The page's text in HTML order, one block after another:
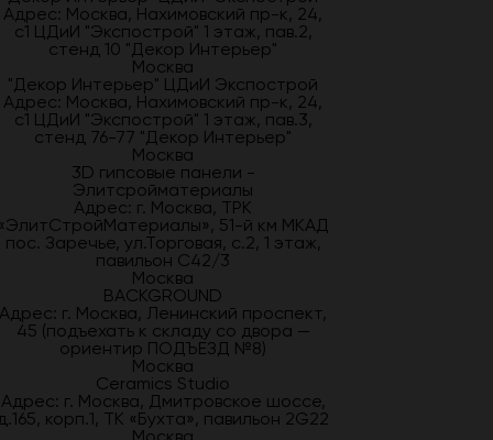
Адрес: Москва, Нахимовский пр-к, 24,
с1 ЦДиИ "Экспострой" 1 этаж, пав.2,
стенд 10 "Декор Интерьер"
Москва
"Декор Интерьер" ЦДиИ Экспострой
Адрес: Москва, Нахимовский пр-к, 24,
с1 ЦДиИ "Экспострой" 1 этаж, пав.3,
стенд 76-77 "Декор Интерьер"
Москва
3D гипсовые панели -
Элитсройматериалы
Адрес: г. Москва, ТРК
51-й км МКАД
пос. Заречье, ул.Торговая, с.2, 1 этаж,
павильон С42/3
Москва
BACKGROUND
Адрес: г. Москва, Ленинский проспект,
45 (подъехать к складу со двора —
ориентир ПОДЪЕЗД №8)
Москва
Ceramics Studio
Адрес: г. Москва, Дмитровское шоссе,
корп.1, ТК «Бухта», павильон 2G22